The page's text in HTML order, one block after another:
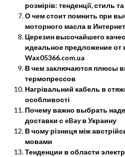
розмірів: тенденції, стиль
О чем стоит помнить при
моторного масла в
Церезин высочайшего
идеальное предложение от
Wax05366.com.ua
В чем заключаются плюсы
термопрессов
Нагрівальний кабель в
особливості
Почему важно выбрать
доставки с eBay в Украину
В чому різниця між
мовами
Тенденции в области